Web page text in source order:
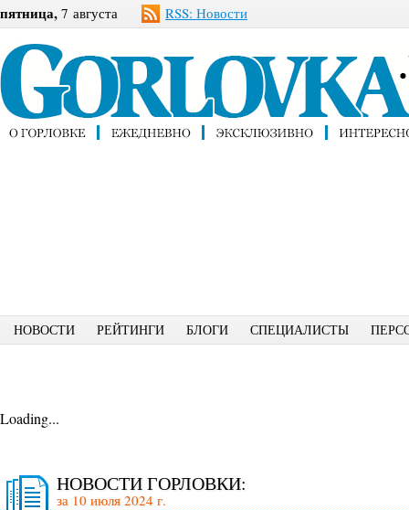
пятница, 7 августа RSS: Новости
НОВОСТИ РЕЙТИНГИ БЛОГИ СПЕЦИАЛИСТЫ
Loading...
НОВОСТИ ГОРЛОВКИ:
за 10 июля 2024 г.